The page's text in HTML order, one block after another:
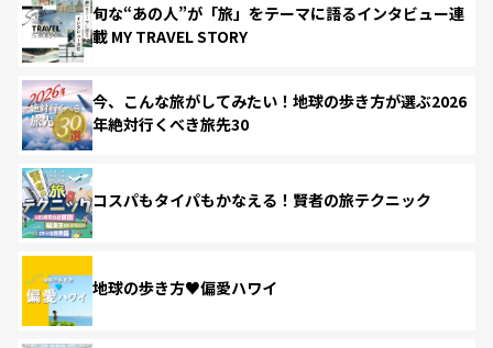
旬な“あの人”が「旅」をテーマに語るインタビュー連
載 MY TRAVEL STORY
今、こんな旅がしてみたい！地球の歩き方が選ぶ2026
年絶対行くべき旅先30
コスパもタイパもかなえる！賢者の旅テクニック
地球の歩き方♥偏愛ハワイ